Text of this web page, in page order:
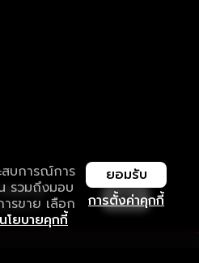
สบการณ์การ
รวมถึงมอบ
รขาย เลือก
นโยบายคุกกี้
การตั้งค่าคุกกี้
ยอมรับ
ม่มีสะดุด
มที่ดีกว่า เปิด